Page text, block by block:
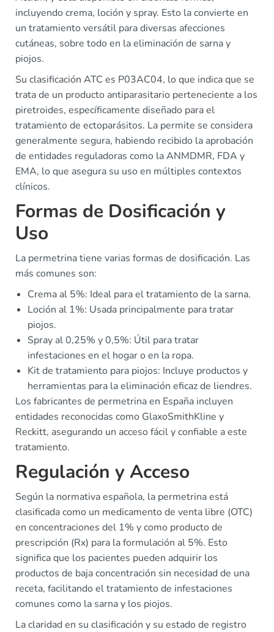
incluyendo crema, loción y spray. Esto la convierte en
un tratamiento versátil para diversas afecciones
cutáneas, sobre todo en la eliminación de sarna y
piojos.
Su clasificación ATC es P03AC04, lo que indica que se
trata de un producto antiparasitario perteneciente a los
piretroides, específicamente diseñado para el
tratamiento de ectoparásitos. La permite se considera
generalmente segura, habiendo recibido la aprobación
de entidades reguladoras como la ANMDMR, FDA y
EMA, lo que asegura su uso en múltiples contextos
clínicos.
Formas de Dosificación y
Uso
La permetrina tiene varias formas de dosificación. Las
más comunes son:
Crema al 5%: Ideal para el tratamiento de la sarna.
Loción al 1%: Usada principalmente para tratar
piojos.
Spray al 0,25% y 0,5%: Útil para tratar
infestaciones en el hogar o en la ropa.
Kit de tratamiento para piojos: Incluye productos y
herramientas para la eliminación eficaz de liendres.
Los fabricantes de permetrina en España incluyen
entidades reconocidas como GlaxoSmithKline y
Reckitt, asegurando un acceso fácil y confiable a este
tratamiento.
Regulación y Acceso
Según la normativa española, la permetrina está
clasificada como un medicamento de venta libre (OTC)
en concentraciones del 1% y como producto de
prescripción (Rx) para la formulación al 5%. Esto
significa que los pacientes pueden adquirir los
productos de baja concentración sin necesidad de una
receta, facilitando el tratamiento de infestaciones
comunes como la sarna y los piojos.
La claridad en su clasificación y su estado de registro